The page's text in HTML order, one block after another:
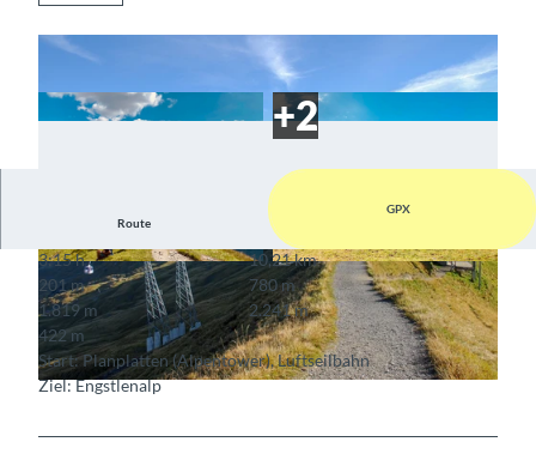
© Fredy Joss, Berner Wanderwege
© Berner Wanderwege © Berner Wanderwege
Route
GPX
3:15 h
10,21 km
201 m
780 m
1.819 m
2.241 m
422 m
Start: Planplatten (Alpentower), Luftseilbahn
Ziel: Engstlenalp